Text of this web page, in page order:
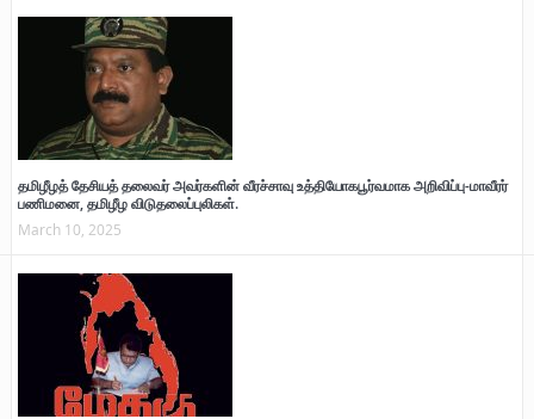
தமிழீழத் தேசியத் தலைவர் அவர்களின் வீரச்சாவு உத்தியோகபூர்வமாக அறிவிப்பு-மாவீரர்
பணிமனை, தமிழீழ விடுதலைப்புலிகள்.
March 10, 2025